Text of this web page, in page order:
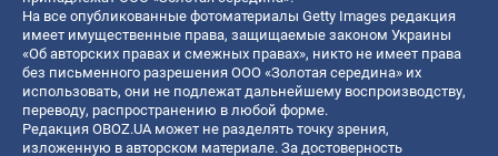
На все опубликованные фотоматериалы Getty Images редакция
имеет имущественные права, защищаемые законом Украины
«Об авторских правах и смежных правах», никто не имеет права
без письменного разрешения ООО «Золотая середина» их
использовать, они не подлежат дальнейшему воспроизводству,
переводу, распространению в любой форме.
Редакция OBOZ.UA может не разделять точку зрения,
изложенную в авторском материале. За достоверность